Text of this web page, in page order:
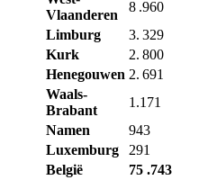
Vlaanderen
8 .960
Limburg
3. 329
Kurk
2. 800
Henegouwen 2. 691
Waals-
Brabant
1.171
Namen
943
Luxemburg
291
België
75 .743